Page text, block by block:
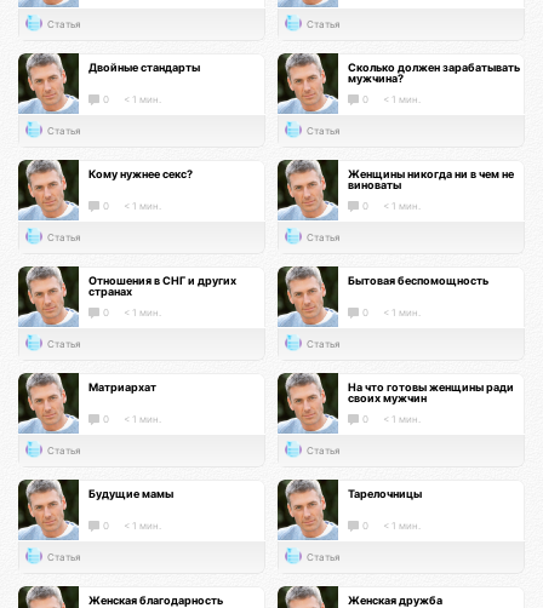
Статья Статья
Двойные стандарты
0 < 1 мин.
Статья
Сколько должен зарабатывать
мужчина?
0 < 1 мин.
Статья
Кому нужнее секс?
0 < 1 мин.
Статья
Женщины никогда ни в чем не
виноваты
0 < 1 мин.
Статья
Отношения в СНГ и других
странах
0 < 1 мин.
Статья
Бытовая беспомощность
0 < 1 мин.
Статья
Матриархат
0 < 1 мин.
Статья
На что готовы женщины ради
своих мужчин
0 < 1 мин.
Статья
Будущие мамы
0 < 1 мин.
Статья
Тарелочницы
0 < 1 мин.
Статья
Женская благодарность Женская дружба